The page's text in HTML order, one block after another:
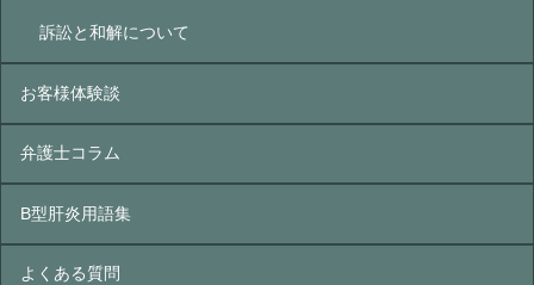
訴訟と和解について
お客様体験談
弁護士コラム
B型肝炎⽤語集
よくある質問